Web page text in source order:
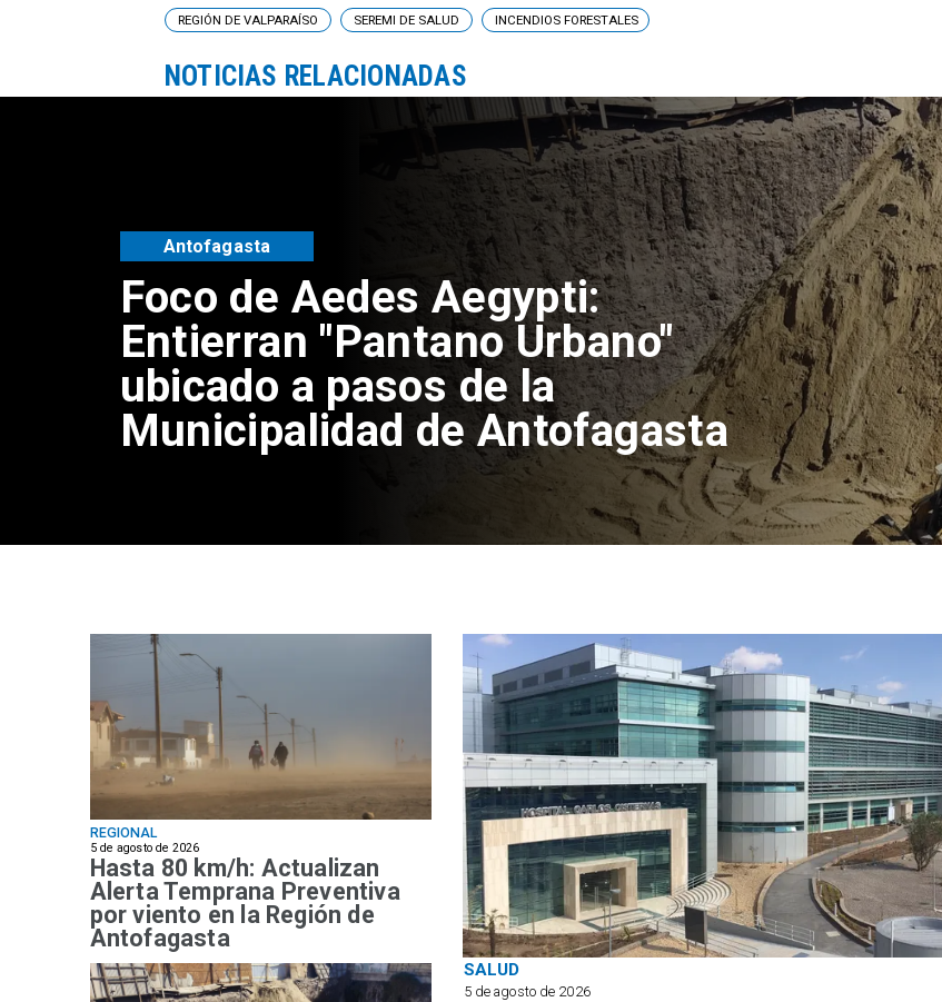
REGIÓN DE VALPARAÍSO SEREMI DE SALUD INCENDIOS FORESTALES
NOTICIAS RELACIONADAS
Hasta 80 km/h: Actualizan
Alerta Temprana Preventiva por
viento en la Región de
Antofagasta
Regional
REGIONAL
5 de agosto de 2026
Hasta 80 km/h: Actualizan
Alerta Temprana Preventiva
por viento en la Región de
Antofagasta
SALUD
5 de agosto de 2026